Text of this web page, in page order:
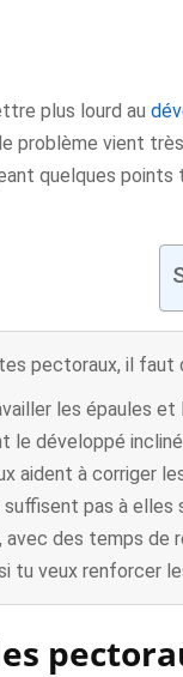
plus lourd au
vient
quelques
pectoraux, il faut
les épaules
développé
aident à corriger
pas à elles
des temps de
tu veux renforcer